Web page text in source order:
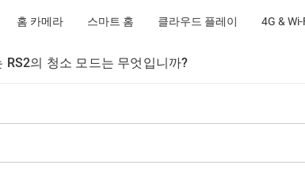
홈 카메라 스마트 홈 클라우드 플레이 4G &
RS2의 청소 모드는 무엇입니까?